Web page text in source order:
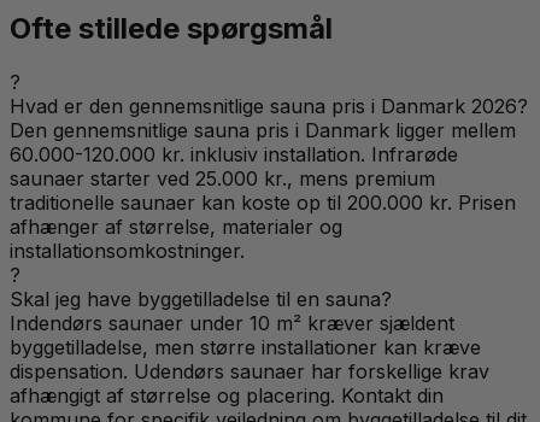
Ofte stillede spørgsmål
?
Hvad er den gennemsnitlige sauna pris i Danmark 2026?
Den gennemsnitlige sauna pris i Danmark ligger mellem
60.000-120.000 kr. inklusiv installation. Infrarøde
saunaer starter ved 25.000 kr., mens premium
traditionelle saunaer kan koste op til 200.000 kr. Prisen
afhænger af størrelse, materialer og
installationsomkostninger.
?
Skal jeg have byggetilladelse til en sauna?
Indendørs saunaer under 10 m² kræver sjældent
byggetilladelse, men større installationer kan kræve
dispensation. Udendørs saunaer har forskellige krav
afhængigt af størrelse og placering. Kontakt din